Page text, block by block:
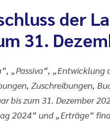
der
31.
„Passiva“,
Zuschreibungen,
bis zum 31. Dezember
2024“ und „Erträge“